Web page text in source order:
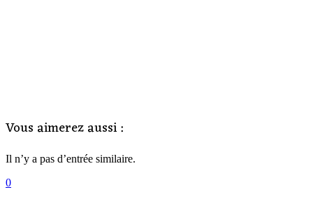
Vous aimerez aussi :
Il n’y a pas d’entrée similaire.
0